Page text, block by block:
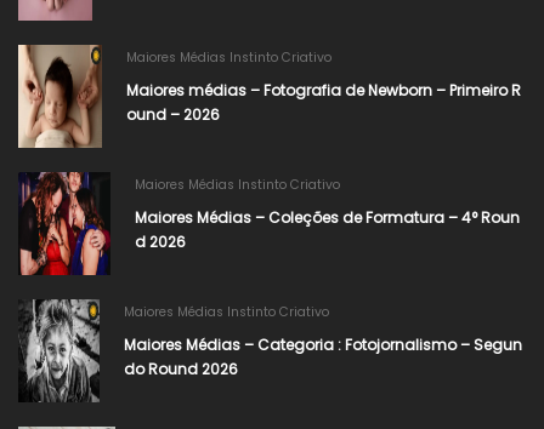
Maiores Médias Instinto Criativo
Maiores médias – Fotografia de Newborn – Primeiro R
ound – 2026
Maiores Médias Instinto Criativo
Maiores Médias – Coleções de Formatura – 4° Roun
d 2026​
Maiores Médias Instinto Criativo
Maiores Médias – Categoria : Fotojornalismo – Segun
do Round 2026